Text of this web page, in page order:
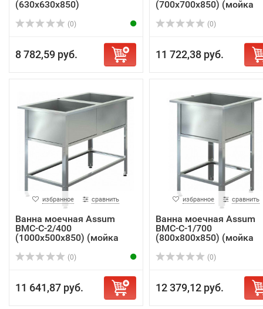
(630х630х850)
(0)
8 782,59 руб.
(700х700х850) (мойка
AISI...
(0)
11 722,38 руб.
избранное сравнить
Ванна моечная Assum
ВМС-С-2/400
(1000х500х850) (мойка
AIS...
(0)
11 641,87 руб.
избранное сравнить
Ванна моечная Assum
ВМС-С-1/700
(800х800х850) (мойка
AISI...
(0)
12 379,12 руб.